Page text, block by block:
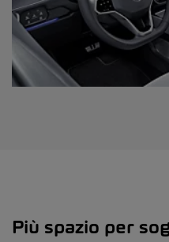
Più spazio per